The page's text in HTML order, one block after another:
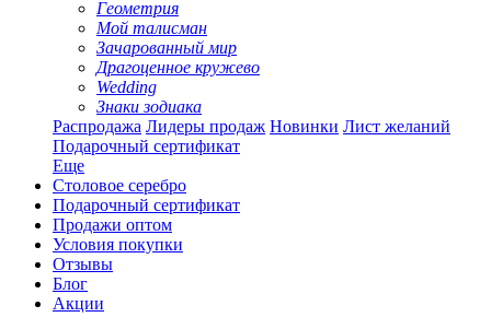
Геометрия
Мой талисман
Зачарованный мир
Драгоценное кружево
Wedding
Знаки зодиака
Распродажа Лидеры продаж Новинки Лист желаний
Подарочный сертификат
Еще
Столовое серебро
Подарочный сертификат
Продажи оптом
Условия покупки
Отзывы
Блог
Акции